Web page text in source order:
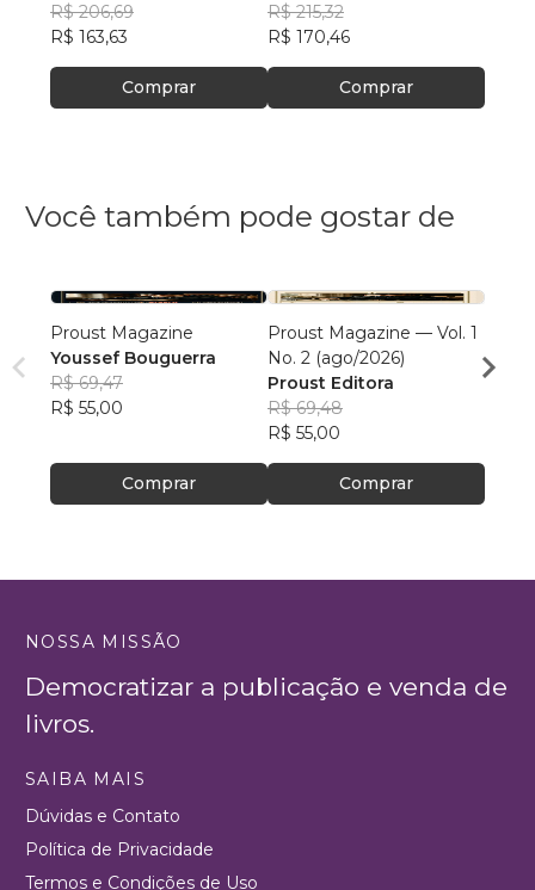
Marinho
R$ 206,69
R$ 163,63
Comprar
Marinho
R$ 215,32
R$ 170,46
Comprar
Você também pode gostar de
Proust Magazine
Youssef Bouguerra
R$ 69,47
R$ 55,00
Comprar
Proust Magazine — Vol. 1
No. 2 (ago/2026)
Proust Editora
R$ 69,48
R$ 55,00
Comprar
NOSSA MISSÃO
Democratizar a publicação e venda de
livros.
SAIBA MAIS
Dúvidas e Contato
Política de Privacidade
Termos e Condições de Uso